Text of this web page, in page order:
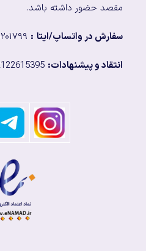
مقصد حضور داشته باشد.
سفارش در واتساپ/ایتا :
انتقاد و پیشنهادات: